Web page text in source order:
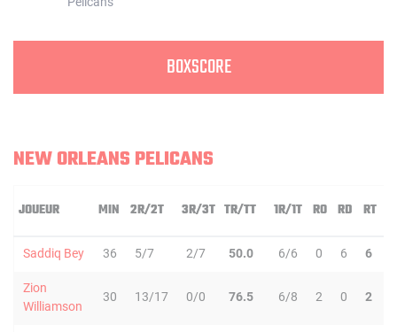
BOXSCORE
NEW ORLEANS PELICANS
JOUEUR MIN 2R/2T 3R/3T TR/TT 1R/1T RO RD RT
Saddiq Bey 36 5/7 2/7 50.0 6/6 0 6 6
Zion
Williamson
30 13/17 0/0 76.5 6/8 2 0 2